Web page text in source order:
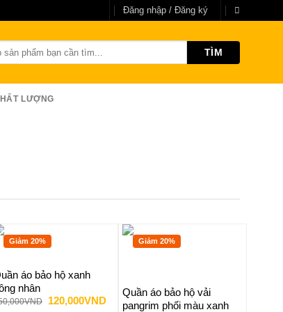
Đăng nhập / Đăng ký
LƯỢNG
Giảm 20%
áo bảo hộ xanh
nhân
VND
Giá
120,000VNDGiá
hiện
Giảm 20%
Quần áo bảo hộ vải
pangrim phối màu xanh